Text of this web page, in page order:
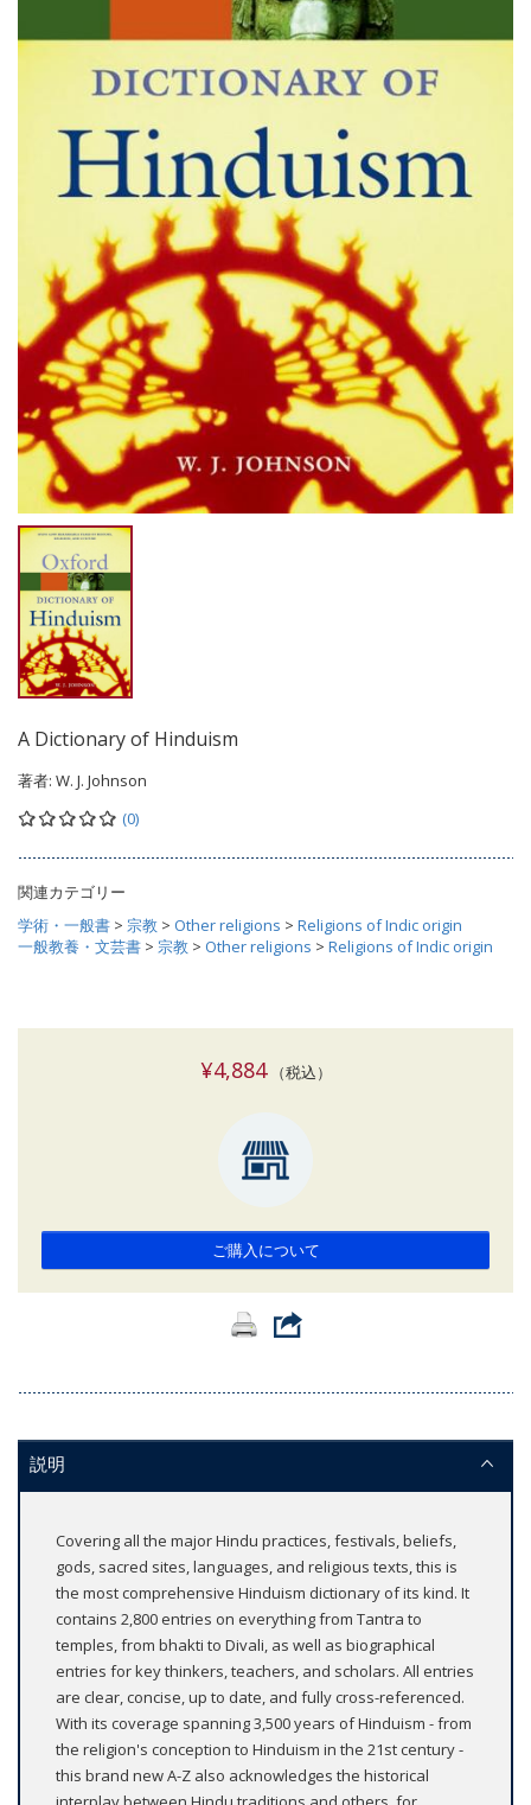
A Dictionary of Hinduism
著者: W. J. Johnson
(0)
関連カテゴリー
学術・一般書 > 宗教 > Other religions > Religions of Indic origin
一般教養・文芸書 > 宗教 > Other religions > Religions of Indic origin
¥4,884（税込）
ご購入について
説明
Covering all the major Hindu practices, festivals, beliefs,
gods, sacred sites, languages, and religious texts, this is
the most comprehensive Hinduism dictionary of its kind. It
contains 2,800 entries on everything from Tantra to
temples, from bhakti to Divali, as well as biographical
entries for key thinkers, teachers, and scholars. All entries
are clear, concise, up to date, and fully cross-referenced.
With its coverage spanning 3,500 years of Hinduism - from
the religion's conception to Hinduism in the 21st century -
this brand new A-Z also acknowledges the historical